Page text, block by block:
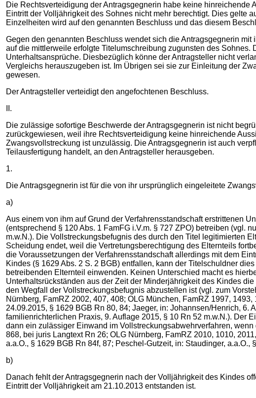
Die Rechtsverteidigung der Antragsgegnerin habe keine
Eintritt der Volljährigkeit des Sohnes nicht mehr berechtigt. Dies gelte
Einzelheiten wird auf den genannten Beschluss und das diesem
Gegen den genannten Beschluss wendet sich die Antragsgegnerin
auf die mittlerweile erfolgte Titelumschreibung zugunsten des
Unterhaltsansprüche. Diesbezüglich könne der Antragsteller nicht
Vergleichs herauszugeben ist. Im Übrigen sei sie zur Einleitung der
gewesen.
Der Antragsteller verteidigt den angefochtenen Beschluss.
II.
Die zulässige sofortige Beschwerde der Antragsgegnerin ist nicht
zurückgewiesen, weil ihre Rechtsverteidigung keine hinreichende
Zwangsvollstreckung ist unzulässig. Die Antragsgegnerin ist auch
Teilausfertigung handelt, an den Antragsteller herausgeben.
1.
Die Antragsgegnerin ist für die von ihr ursprünglich eingeleitete
a)
Aus einem von ihm auf Grund der Verfahrensstandschaft erstrittenen
(entsprechend § 120 Abs. 1 FamFG i.V.m. § 727 ZPO) betreiben (vgl.
m.w.N.). Die Vollstreckungsbefugnis des durch den Titel legitimierten
Scheidung endet, weil die Vertretungsberechtigung des Elternteils
die Voraussetzungen der Verfahrensstandschaft allerdings mit dem
Kindes (§ 1629 Abs. 2 S. 2 BGB) entfallen, kann der Titelschuldner
betreibenden Elternteil einwenden. Keinen Unterschied macht es
Unterhaltsrückständen aus der Zeit der Minderjährigkeit des Kindes
den Wegfall der Vollstreckungsbefugnis abzustellen ist (vgl. zum
Nürnberg, FamRZ 2002, 407, 408; OLG München, FamRZ 1997,
24.09.2015, § 1629 BGB Rn 80, 84; Jaeger, in: Johannsen/Henrich,
familienrichterlichen Praxis, 9. Auflage 2015, § 10 Rn 52 m.w.N.). Der
dann ein zulässiger Einwand im Vollstreckungsabwehrverfahren,
868, bei juris Langtext Rn 26; OLG Nürnberg, FamRZ 2010, 1010,
a.a.O., § 1629 BGB Rn 84f, 87; Peschel-Gutzeit, in: Staudinger,
b)
Danach fehlt der Antragsgegnerin nach der Volljährigkeit des Kindes
Eintritt der Volljährigkeit am 21.10.2013 entstanden ist.